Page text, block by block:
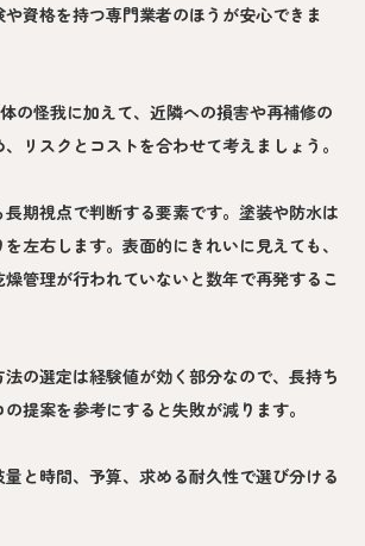
や資格を持つ専門業者のほうが安心できま
の怪我に加えて、近隣への損害や再補修の
リスクとコストを合わせて考えましょう。
期視点で判断する要素です。塗装や防水は
左右します。表面的にきれいに見えても、
管理が行われていないと数年で再発するこ
の選定は経験値が効く部分なので、長持ち
提案を参考にすると失敗が減ります。
と時間、予算、求める耐久性で選び分ける